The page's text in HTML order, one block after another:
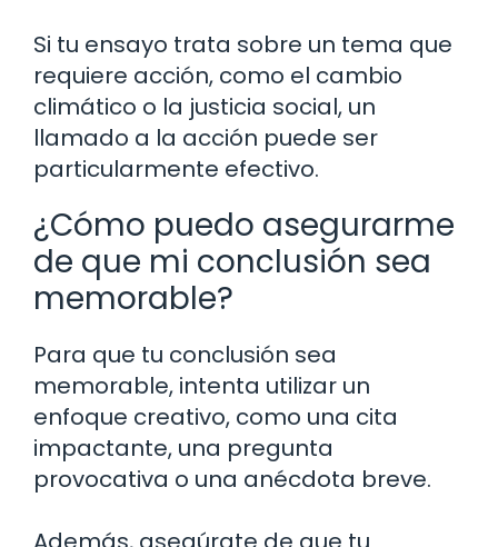
Si tu ensayo trata sobre un tema que
requiere acción, como el cambio
climático o la justicia social, un
llamado a la acción puede ser
particularmente efectivo.
¿Cómo puedo asegurarme
de que mi conclusión sea
memorable?
Para que tu conclusión sea
memorable, intenta utilizar un
enfoque creativo, como una cita
impactante, una pregunta
provocativa o una anécdota breve.